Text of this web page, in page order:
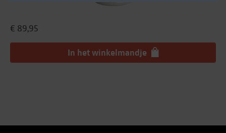
€ 89,95
In het winkelmandje